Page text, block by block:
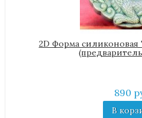
2D Форма
890
В